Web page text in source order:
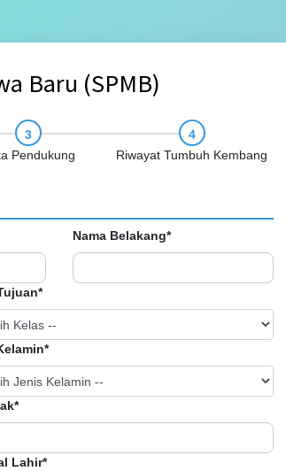
Baru (SPMB)
Pendukung Riwayat Tumbuh Kembang
Nama Belakang*
Lahir*